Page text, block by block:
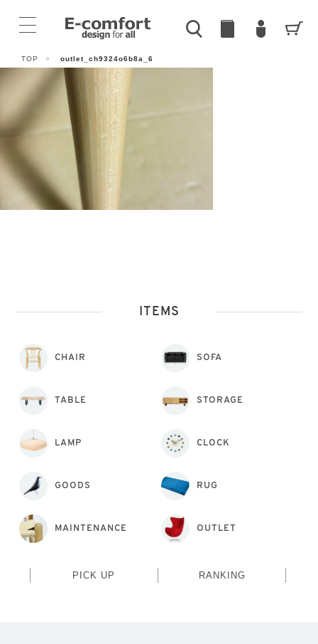
TOP > outlet_ch9324o6b8a_6
ITEMS
CHAIR SOFA
TABLE STORAGE
LAMP CLOCK
GOODS RUG
MAINTENANCE OUTLET
PICK UP RANKING